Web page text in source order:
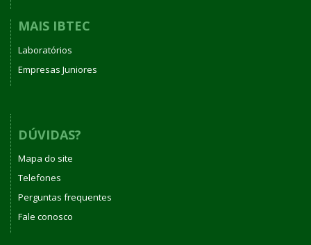
MAIS IBTEC
Laboratórios
Empresas Juniores
DÚVIDAS?
Mapa do site
Telefones
Perguntas frequentes
Fale conosco